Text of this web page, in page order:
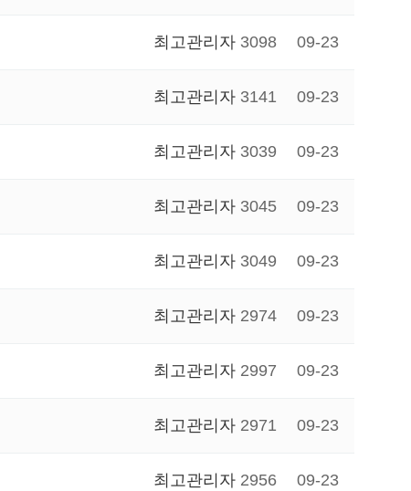
최고관리자 3098 09-23
최고관리자 3141 09-23
최고관리자 3039 09-23
최고관리자 3045 09-23
최고관리자 3049 09-23
최고관리자 2974 09-23
최고관리자 2997 09-23
최고관리자 2971 09-23
최고관리자 2956 09-23